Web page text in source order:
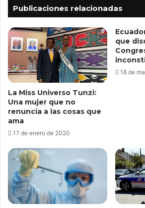
Publicaciones relacionadas
La Miss Universo Tunzi:
Una mujer que no
renuncia a las cosas que
ama
17 de enero de 2020
que
18 de